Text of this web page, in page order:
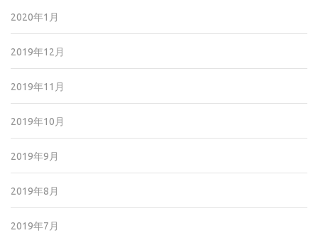
2020年1月
2019年12月
2019年11月
2019年10月
2019年9月
2019年8月
2019年7月